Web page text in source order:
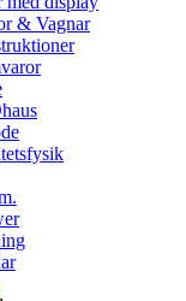
& Vagnar